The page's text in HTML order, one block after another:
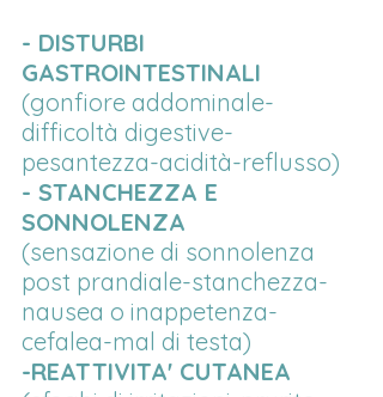
- DISTURBI
GASTROINTESTINALI
(gonfiore addominale-
difficoltà digestive-
pesantezza-acidità-reflusso)
- STANCHEZZA E
SONNOLENZA
(sensazione di sonnolenza
post prandiale-stanchezza-
nausea o inappetenza-
cefalea-mal di testa)
-REATTIVITA' CUTANEA